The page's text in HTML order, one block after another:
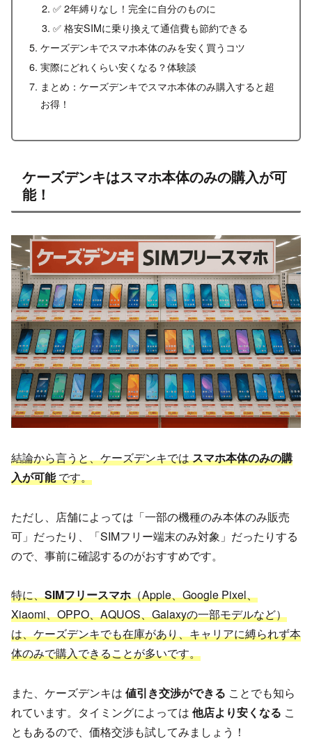
✅ 2年縛りなし！完全に自分のものに
✅ 格安SIMに乗り換えて通信費も節約できる
ケーズデンキでスマホ本体のみを安く買うコツ
実際にどれくらい安くなる？体験談
まとめ：ケーズデンキでスマホ本体のみ購入すると超
お得！
ケーズデンキはスマホ本体のみの購入が可
能！
結論から言うと、ケーズデンキではスマホ本体のみの購
入が可能です。
ただし、店舗によっては「一部の機種のみ本体のみ販売
可」だったり、「SIMフリー端末のみ対象」だったりする
ので、事前に確認するのがおすすめです。
特に、SIMフリースマホ（Apple、Google Pixel、
Xiaomi、OPPO、AQUOS、Galaxyの一部モデルなど）
は、ケーズデンキでも在庫があり、キャリアに縛られず本
体のみで購入できることが多いです。
また、ケーズデンキは 値引き交渉ができる ことでも知ら
れています。タイミングによっては 他店より安くなる こ
ともあるので、価格交渉も試してみましょう！